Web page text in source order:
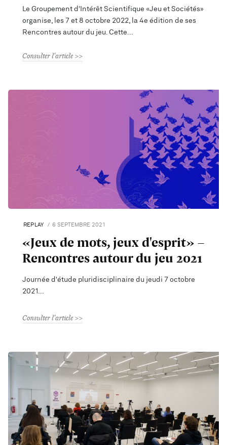
Le Groupement d’Intérêt Scientifique «Jeu et Sociétés»
organise, les 7 et 8 octobre 2022, la 4e édition de ses
Rencontres autour du jeu. Cette
Consulter l'article
REPLAY 6 SEPTEMBRE 2021
«Jeux de mots, jeux d'esprit» –
Rencontres autour du jeu 2021
Journée d'étude pluridisciplinaire du jeudi 7 octobre
2021
Consulter l'article